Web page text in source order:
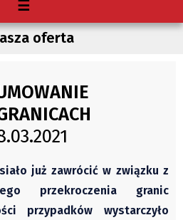
☰
oferta
już zawrócić w związku z
przekroczenia granic
przypadków wystarczyło